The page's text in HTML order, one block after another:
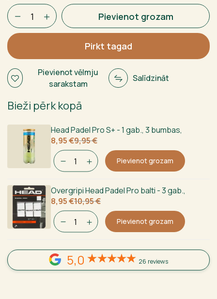
Bullpadel
Pearl
Cloud
2025
daudzums
Pievienot grozam
Pirkt tagad
Pievienot vēlmju
sarakstam
Salīdzināt
Bieži pērk kopā
Head Padel Pro S+ - 1 gab., 3 bumbas,
9,95€
Sākotnējā
cena
bija:
9,95 €.
8,95€
Current
price
is:
8,95 €.
Pievienot grozam
Overgripi Head Padel Pro balti - 3 gab.,
10,95€
Sākotnējā
cena
bija:
10,95 €.
8,95€
Current
price
is:
8,95 €.
Pievienot grozam
5,0 26 reviews